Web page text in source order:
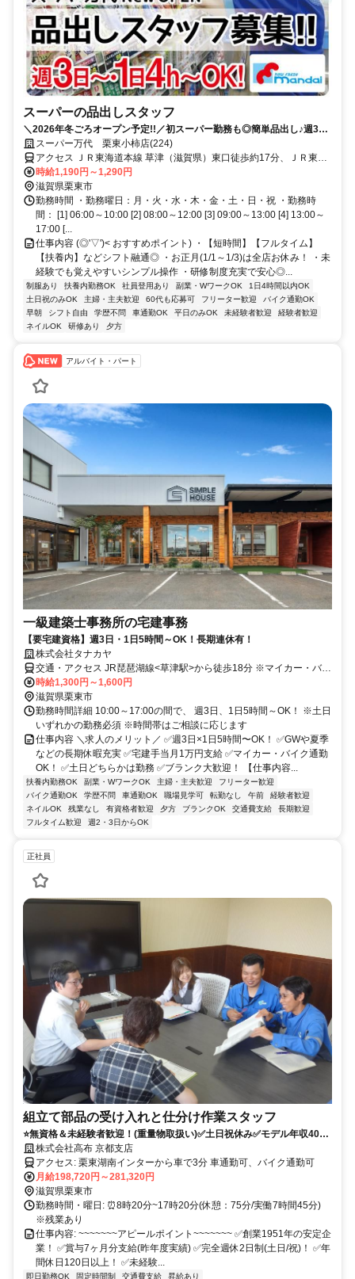
スーパーの品出しスタッフ
＼2026年冬ごろオープン予定!!／初スーパー勤務も◎簡単品出し♪週3日
～◎自由シフト！
スーパー万代 栗東小柿店(224)
アクセス ＪＲ東海道本線 草津（滋賀県）東口徒歩約17分、ＪＲ東海
道本線 栗東東口徒歩約30分、ＪＲ草津線 手原南口徒歩約31分
時給1,190円～1,290円
滋賀県栗東市
勤務時間 ・勤務曜日：月・火・水・木・金・土・日・祝 ・勤務時
間： [1] 06:00～10:00 [2] 08:00～12:00 [3] 09:00～13:00 [4] 13:00～
17:00 [...
仕事内容 (◎'▽')< おすすめポイント) ・【短時間】【フルタイム】
【扶養内】などシフト融通◎ ・お正月(1/1～1/3)は全店お休み！ ・未
経験でも覚えやすいシンプル操作 ・研修制度充実で安心◎...
制服あり 扶養内勤務OK 社員登用あり 副業・WワークOK
1日4時間以内OK
土日祝のみOK
主婦・主夫歓迎 60代も応募可 フリーター歓迎
バイク通勤OK
早朝
シフト自由 学歴不問 車通勤OK 平日のみOK 未経験者歓迎
経験者歓迎
ネイルOK
研修あり 夕方
アルバイト・パート
一級建築士事務所の宅建事務
【要宅建資格】週3日・1日5時間～OK！長期連休有！
株式会社タナカヤ
交通・アクセス JR琵琶湖線<草津駅>から徒歩18分 ※マイカー・バイ
ク・自転車通勤OK！(駐車場有)
時給1,300円～1,600円
滋賀県栗東市
勤務時間詳細 10:00～17:00の間で、 週3日、1日5時間～OK！ ※土日
いずれかの勤務必須 ※時間帯はご相談に応じます
仕事内容 ＼求人のメリット／ ✅週3日×1日5時間〜OK！ ✅GWや夏季
などの長期休暇充実 ✅宅建手当月1万円支給 ✅マイカー・バイク通勤
OK！ ✅土日どちらかは勤務 ✅ブランク大歓迎！ 【仕事内容...
扶養内勤務OK 副業・WワークOK 主婦・主夫歓迎
フリーター歓迎
バイク通勤OK
学歴不問 車通勤OK 職場見学可 転勤なし 午前
経験者歓迎
ネイルOK
残業なし 有資格者歓迎 夕方 ブランクOK 交通費支給
長期歓迎
フルタイム歓迎
週2・3日からOK
正社員
組立て部品の受け入れと仕分け作業スタッフ
⭐無資格＆未経験者歓迎！(重量物取扱い)✅土日祝休み✅モデル年収400
万✅創業1951年の老舗
株式会社高布 京都支店
アクセス: 栗東湖南インターから車で3分 車通勤可、バイク通勤可
月給198,720円～281,320円
滋賀県栗東市
勤務時間・曜日: ⏰8時20分~17時20分(休憩：75分/実働7時間45分)
※残業あり
仕事内容: ~~~~~~~アピールポイント~~~~~~~ ✅創業1951年の安定企
業！ ✅賞与7ヶ月分支給(昨年度実績) ✅完全週休2日制(土日/祝)！ ✅年
間休日120日以上！ ✅未経験...
即日勤務OK 固定時間制 交通費支給 昇給あり